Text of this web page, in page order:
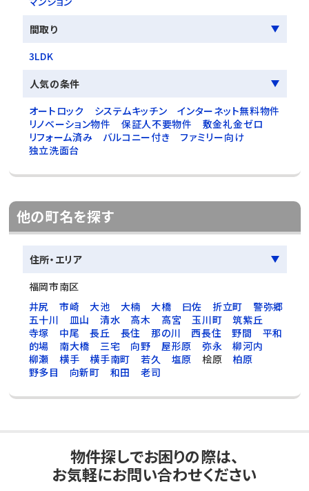
間取り
3LDK
人気の条件
オートロック
システムキッチン
インターネット無料物件
リノベーション物件
保証人不要物件
敷金礼金ゼロ
リフォーム済み
バルコニー付き
ファミリー向け
独立洗面台
他の町名を探す
住所・エリア
福岡市南区
井尻
市崎 大池 大楠 大橋 曰佐 折立町
警弥郷
五十川
皿山 清水 高木 高宮 玉川町
筑紫丘
寺塚
中尾 長丘 長住 那の川 西長住 野間
平和
的場
南大橋 三宅 向野 屋形原 弥永
柳河内
柳瀬
横手 横手南町 若久 塩原 桧原
柏原
野多目
向新町 和田 老司
物件探しでお困りの際は、
お気軽にお問い合わせください